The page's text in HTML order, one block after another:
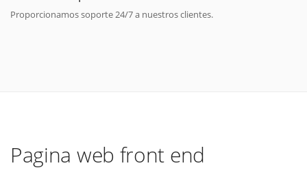
Proporcionamos soporte 24/7 a nuestros clientes.
Pagina web front end